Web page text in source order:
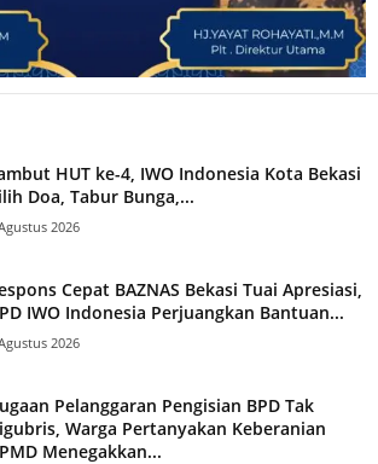
HUT ke-4, IWO Indonesia Kota Bekasi
Doa, Tabur Bunga,...
2026
Cepat BAZNAS Bekasi Tuai Apresiasi,
IWO Indonesia Perjuangkan Bantuan...
2026
Pelanggaran Pengisian BPD Tak
Warga Pertanyakan Keberanian
Menegakkan...